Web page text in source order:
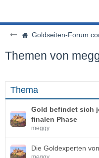
Goldseiten-Forum.com |
Themen von
Thema
Gold befindet sich
finalen Phase
meggy
Die Goldexperten